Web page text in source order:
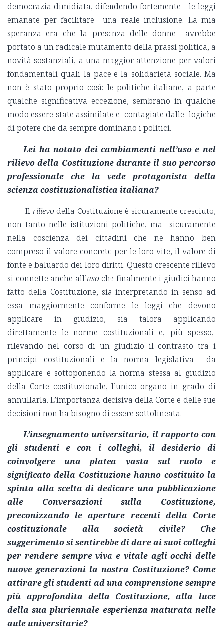
democrazia dimidiata, difendendo fortemente le leggi
emanate per facilitare una reale inclusione. La mia
speranza era che la presenza delle donne avrebbe
portato a un radicale mutamento della prassi politica, a
novità sostanziali, a una maggior attenzione per valori
fondamentali quali la pace e la solidarietà sociale. Ma
non è stato proprio così: le politiche italiane, a parte
qualche significativa eccezione, sembrano in qualche
modo essere state assimilate e contagiate dalle logiche
di potere che da sempre dominano i politici.
Lei ha notato dei cambiamenti nell’uso e nel
rilievo della Costituzione durante il suo percorso
professionale che la vede protagonista della
scienza costituzionalistica italiana?
Il rilievo della Costituzione è sicuramente cresciuto,
non tanto nelle istituzioni politiche, ma sicuramente
nella coscienza dei cittadini che ne hanno ben
compreso il valore concreto per le loro vite, il valore di
fonte e baluardo dei loro diritti. Questo crescente rilievo
si connette anche all’uso che finalmente i giudici hanno
fatto della Costituzione, sia interpretando in senso ad
essa maggiormente conforme le leggi che devono
applicare in giudizio, sia talora applicando
direttamente le norme costituzionali e, più spesso,
rilevando nel corso di un giudizio il contrasto tra i
principi costituzionali e la norma legislativa da
applicare e sottoponendo la norma stessa al giudizio
della Corte costituzionale, l’unico organo in grado di
annullarla. L’importanza decisiva della Corte e delle sue
decisioni non ha bisogno di essere sottolineata.
L’insegnamento universitario, il rapporto con
gli studenti e con i colleghi, il desiderio di
coinvolgere una platea vasta sul ruolo e
significato della Costituzione hanno costituito la
spinta alla scelta di dedicare una pubblicazione
alle Conversazioni sulla Costituzione,
preconizzando le aperture recenti della Corte
costituzionale alla società civile? Che
suggerimento si sentirebbe di dare ai suoi colleghi
per rendere sempre viva e vitale agli occhi delle
nuove generazioni la nostra Costituzione? Come
attirare gli studenti ad una comprensione sempre
più approfondita della Costituzione, alla luce
della sua pluriennale esperienza maturata nelle
aule universitarie?